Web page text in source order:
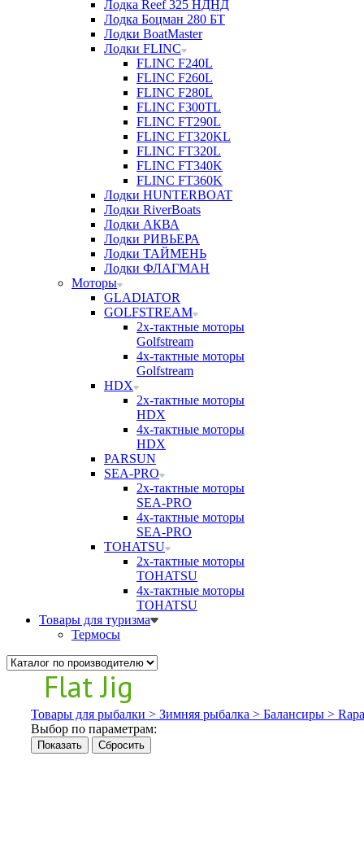
Лодка Reef 325 НДНД
Лодка Боцман 280 БТ
Лодки BoatMaster
Лодки FLINC
FLINC F240L
FLINC F260L
FLINC F280L
FLINC F300TL
FLINC FT290L
FLINC FT320KL
FLINC FT320L
FLINC FT340K
FLINC FT360K
Лодки HUNTERBOAT
Лодки RiverBoats
Лодки АКВА
Лодки РИВЬЕРА
Лодки ТАЙМЕНЬ
Лодки ФЛАГМАН
Моторы
GLADIATOR
GOLFSTREAM
2х-тактные моторы
Golfstream
4х-тактные моторы
Golfstream
HDX
2х-тактные моторы
HDX
4х-тактные моторы
HDX
PARSUN
SEA-PRO
2х-тактные моторы
SEA-PRO
4х-тактные моторы
SEA-PRO
TOHATSU
2х-тактные моторы
TOHATSU
4х-тактные моторы
TOHATSU
Товары для туризма
Термосы
Flat Jig
Товары для рыбалки > Зимняя рыбалка > Балансиры >
Выбор по параметрам: